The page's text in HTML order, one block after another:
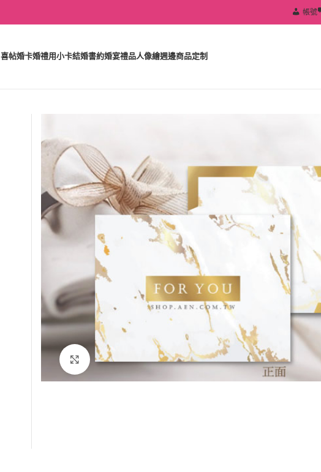
帳號
喜帖婚卡婚禮用小卡結婚書約婚宴禮品人像繪週邊商品定制
點擊放大